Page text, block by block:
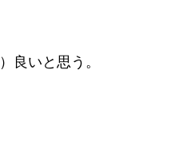
良いと思う。